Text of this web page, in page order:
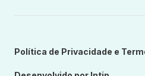
Política de Privacidade e